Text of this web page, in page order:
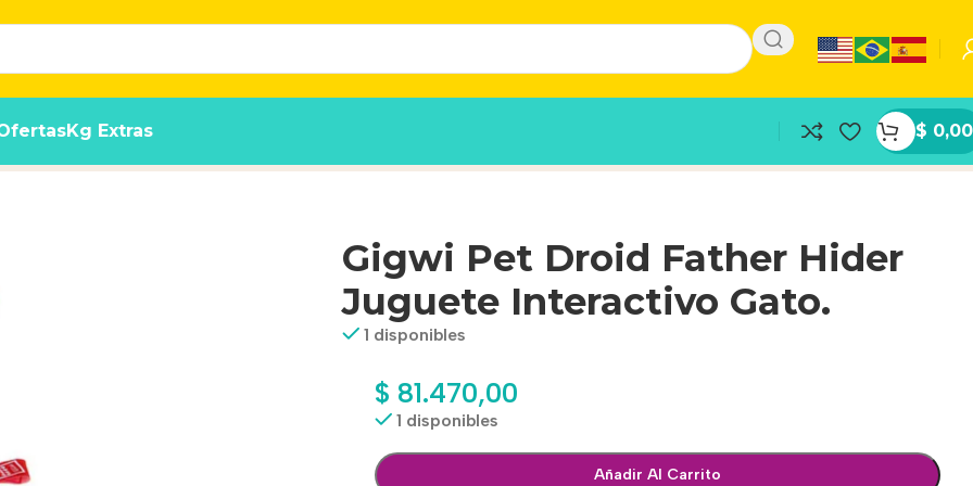
Kg Extras $ 0,00
Gato.
Gigwi Pet Droid Father Hider
Juguete Interactivo Gato.
1 disponibles
$ 81.470,00
1 disponibles
Añadir Al Carrito